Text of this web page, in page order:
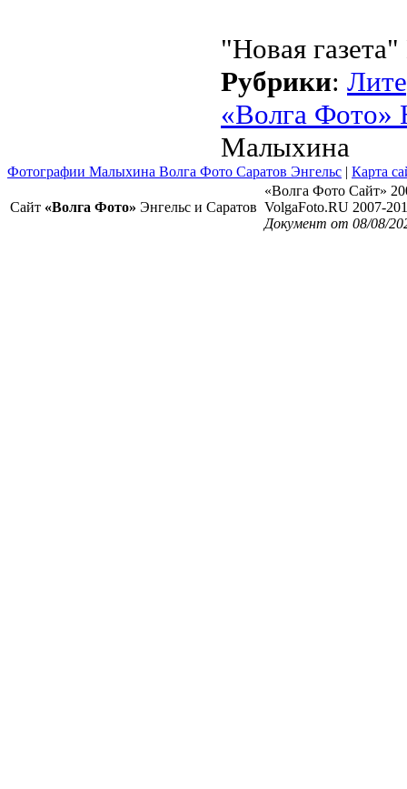
"Новая
Рубрики:
«Волга Фото»
Малыхина
Фотографии Малыхина Волга Фото Саратов Энгельс | Карта
Сайт «Волга Фото» Энгельс и Саратов
«Волга Фото Сайт»
VolgaFoto.RU 2007-
Документ от 08/08/